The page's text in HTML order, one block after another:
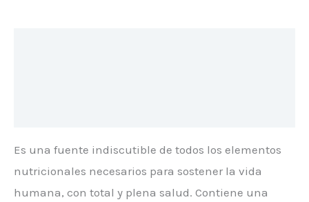
Es una fuente indiscutible de todos los elementos
nutricionales necesarios para sostener la vida
humana, con total y plena salud. Contiene una